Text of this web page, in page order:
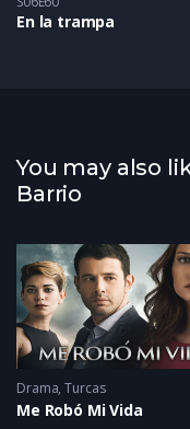
En la trampa
You may also
Barrio
Drama,Turcas
Me Robó Mi Vida